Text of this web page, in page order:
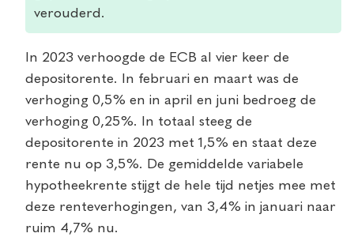
verouderd.
In 2023 verhoogde de ECB al vier keer de
depositorente. In februari en maart was de
verhoging 0,5% en in april en juni bedroeg de
verhoging 0,25%. In totaal steeg de
depositorente in 2023 met 1,5% en staat deze
rente nu op 3,5%. De gemiddelde variabele
hypotheekrente stijgt de hele tijd netjes mee met
deze renteverhogingen, van 3,4% in januari naar
ruim 4,7% nu.